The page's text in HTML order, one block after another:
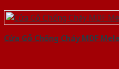
Cửa Gỗ Chống Cháy MDF